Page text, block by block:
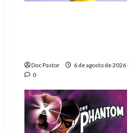
Doc Pastor
6 de agosto de 2026
0